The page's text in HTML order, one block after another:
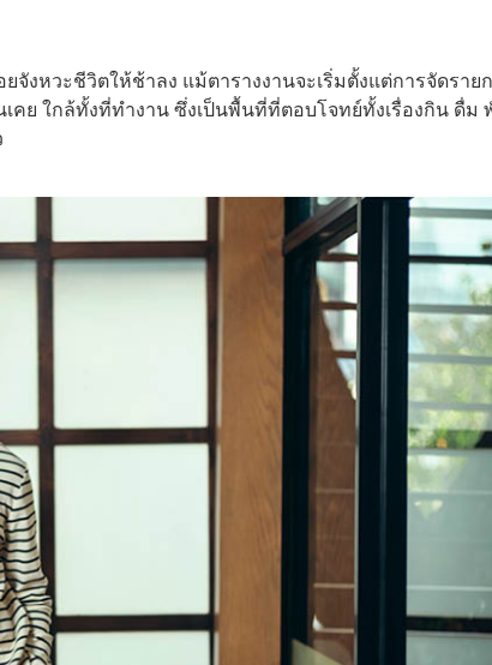
งหวะชีวิตให้ช้าลง แม้ตารางงานจะเริ่มตั้งแต่การจัดราย
คย ใกล้ทั้งที่ทำงาน ซึ่งเป็นพื้นที่ที่ตอบโจทย์ทั้งเรื่องกิน ดื่ม